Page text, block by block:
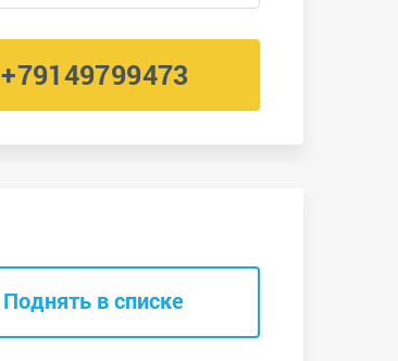
+79149799473
Поднять в списке